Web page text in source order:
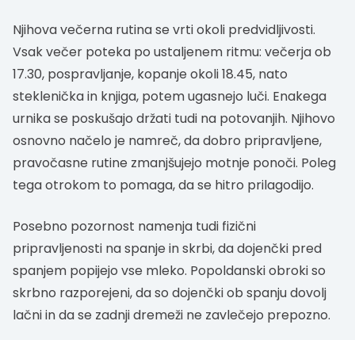
Njihova večerna rutina se vrti okoli predvidljivosti.
Vsak večer poteka po ustaljenem ritmu: večerja ob
17.30, pospravljanje, kopanje okoli 18.45, nato
steklenička in knjiga, potem ugasnejo luči. Enakega
urnika se poskušajo držati tudi na potovanjih. Njihovo
osnovno načelo je namreč, da dobro pripravljene,
pravočasne rutine zmanjšujejo motnje ponoči. Poleg
tega otrokom to pomaga, da se hitro prilagodijo.
Posebno pozornost namenja tudi fizični
pripravljenosti na spanje in skrbi, da dojenčki pred
spanjem popijejo vse mleko. Popoldanski obroki so
skrbno razporejeni, da so dojenčki ob spanju dovolj
lačni in da se zadnji dremeži ne zavlečejo prepozno.